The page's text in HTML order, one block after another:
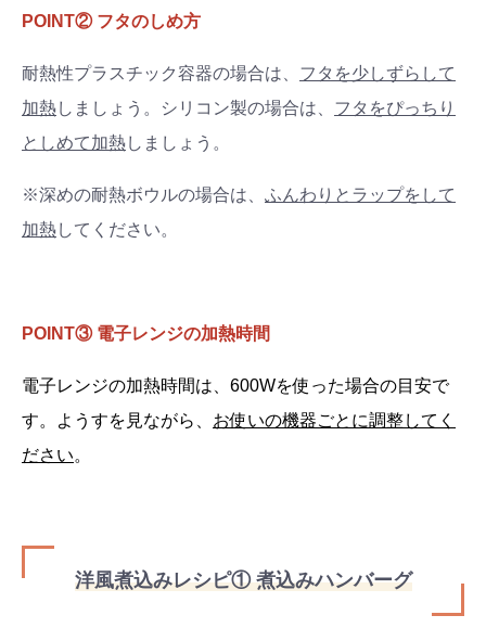
POINT② フタのしめ方
耐熱性プラスチック容器の場合は、 フタを少しずらして
加熱しましょう。シリコン製の場合は、 フタをぴっちり
としめて加熱しましょう。
※深めの耐熱ボウルの場合は、 ふんわりとラップをして
加熱してください。
POINT③ 電子レンジの加熱時間
電子レンジの加熱時間は、600Wを使った場合の目安で
す。ようすを見ながら、 お使いの機器ごとに調整してく
ださい。
洋風煮込みレシピ① 煮込みハンバーグ